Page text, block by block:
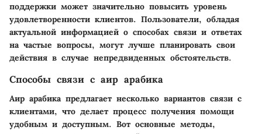
поддержки может значительно повысить уровень
удовлетворенности клиентов. Пользователи, обладая
актуальной информацией о способах связи и ответах
на частые вопросы, могут лучше планировать свои
действия в случае непредвиденных обстоятельств.
Способы связи с аир арабика
Аир арабика предлагает несколько вариантов связи с
клиентами, что делает процесс получения помощи
удобным и доступным. Вот основные методы,